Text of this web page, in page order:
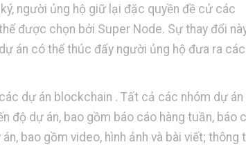
người ủng hộ giữ lại đặc quyền đề cử các
được chọn bởi Super Node. Sự thay đổi
án có thể thúc đẩy người ủng hộ đưa ra
dự án blockchain . Tất cả các nhóm dự án
độ dự án, bao gồm báo cáo hàng tuần, báo
bao gồm video, hình ảnh và bài viết; thông